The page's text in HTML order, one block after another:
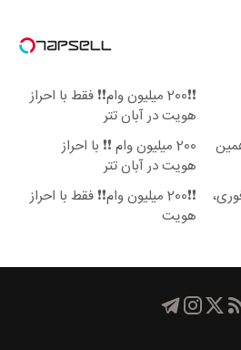
❗❗200 میلیون وام❗❗ فقط با احراز
هویت در آبان تتر
همین
200 میلیون وام ❗❗ با احراز
هویت در آبان تتر
فوری،
❗❗200 میلیون وام❗❗ فقط با احراز
هویت